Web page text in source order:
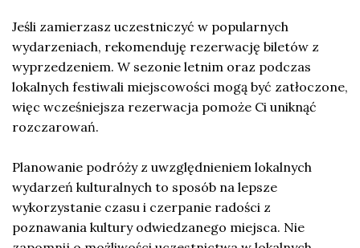
Jeśli zamierzasz uczestniczyć w popularnych
wydarzeniach, rekomenduję rezerwację biletów z
wyprzedzeniem. W sezonie letnim oraz podczas
lokalnych festiwali miejscowości mogą być zatłoczone,
więc wcześniejsza rezerwacja pomoże Ci uniknąć
rozczarowań.
Planowanie podróży z uwzględnieniem lokalnych
wydarzeń kulturalnych to sposób na lepsze
wykorzystanie czasu i czerpanie radości z
poznawania kultury odwiedzanego miejsca. Nie